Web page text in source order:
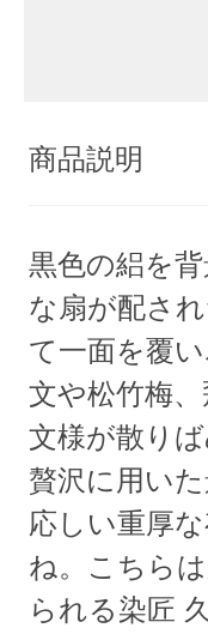
商品説明
黒色の絽を
な扇が配さ
て一面を覆
文や松竹梅
文様が散り
贅沢に用い
応しい重厚
ね。こちら
られる染匠